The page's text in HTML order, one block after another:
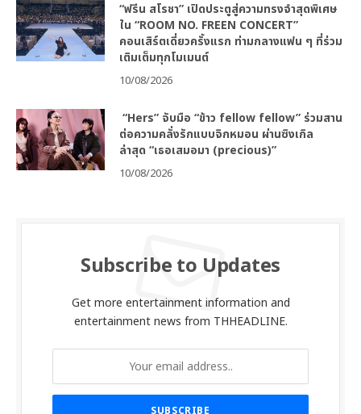
“ฟรีน สโรชา” เปิดประตูสู่ความทรงจำสุดพิเศษ
ใน “ROOM NO. FREEN CONCERT”
คอนเสิร์ตเดี่ยวครั้งแรก ท่ามกลางแฟน ๆ ที่ร่วม
เติมเต็มทุกโมเมนต์
10/08/2026
“Hers” จับมือ “ข้าว fellow fellow” ร่วมสาน
ต่อความคลั่งรักแบบจิกหมอน ผ่านซิงเกิล
ล่าสุด “เธอเสมอมา (precious)”
10/08/2026
Subscribe to Updates
Get more entertainment information and
entertainment news from THHEADLINE.